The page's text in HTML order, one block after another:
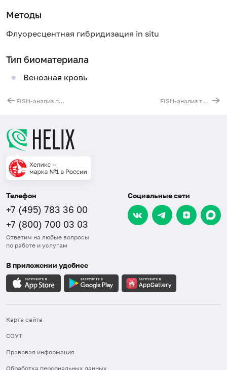
Методы
Флуоресцентная гибридизация in situ
Тип биоматериала
Венозная кровь
FISH-анализ перестроек гена BCL-6 (der(3)(q27) FISH-анализ транслокации t(11;18)(q21;q21)
Телефон
+7 (495) 783 36 00
+7 (800) 700 03 03
Ответим на любые вопросы
по работе и услугам
Социальные сети
В приложении удобнее
Карта сайта
СОУТ
Правовая информация
Обработка персональных данных